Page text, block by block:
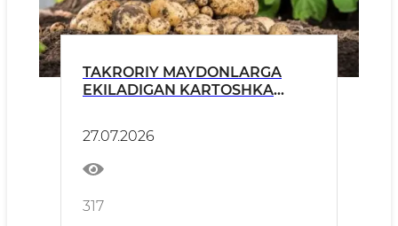
TAKRORIY MAYDONLARGA
EKILADIGAN KARTOSHKA
TOMONIDAN QATʼIY
NAZORATGA OLINGAN
27.07.2026
317